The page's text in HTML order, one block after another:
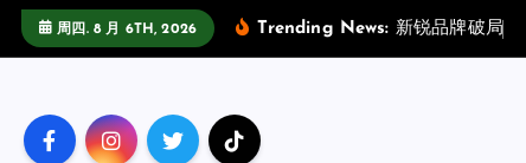
周四. 8 月 6TH, 2026 Trending News: 新锐品牌破局